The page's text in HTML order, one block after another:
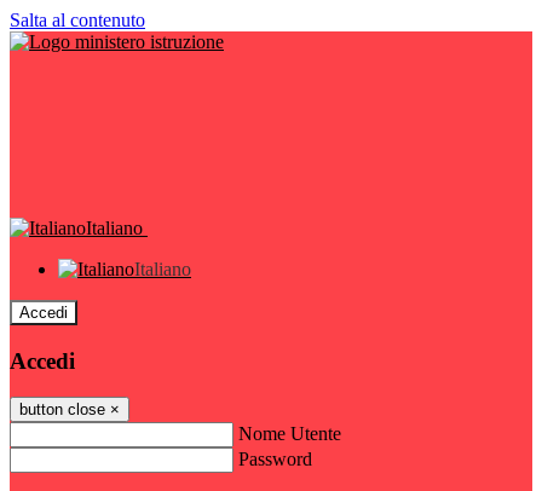
Salta al contenuto
Italiano
Italiano
Accedi
Accedi
button close ×
Nome Utente
Password